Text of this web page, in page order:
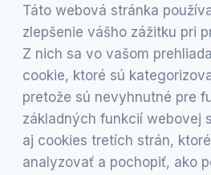
Táto webová stránka
zlepšenie vášho zážitku pri
Z nich sa vo vašom
cookie, ktoré sú
pretože sú nevyhnutné pre
základných funkcií webovej
aj cookies tretích strán,
analyzovať a pochopiť, ako